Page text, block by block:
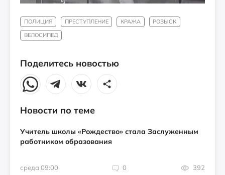
ПОЛИЦИЯ ПРЕСТУПЛЕНИЕ КРАЖА
РОЗЫСК
ВЕЛОСИПЕД
Поделитесь новостью
Новости по теме
Учитель школы «Рождество» стала Заслуженным
работником образования
среда 09:00 0 392